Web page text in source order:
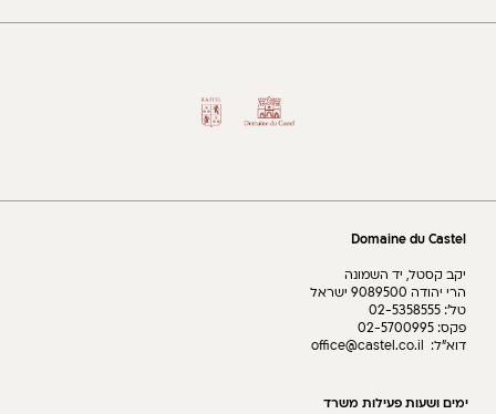
Domaine du Castel
יקב קסטל, יד השמונה
הרי יהודה 9089500 ישראל
טל’: 02-5358555
פקס: 02-5700995
דוא״ל: office@castel.co.il
ימים ושעות פעילות משרד